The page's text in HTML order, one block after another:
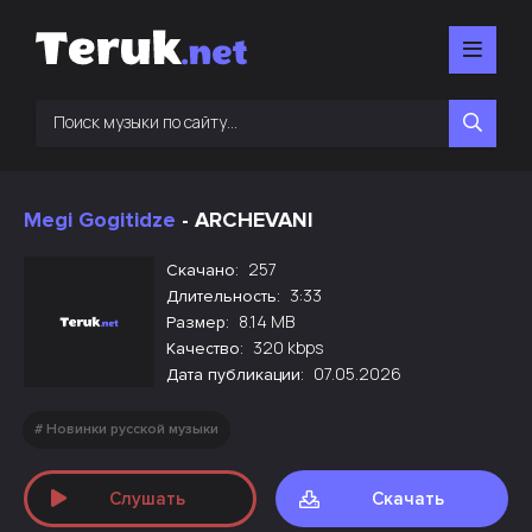
Megi Gogitidze - ARCHEVANI
Скачано: 257
Длительность: 3:33
Размер: 8.14 MB
Качество: 320 kbps
Дата публикации: 07.05.2026
Новинки русской музыки
Слушать Скачать